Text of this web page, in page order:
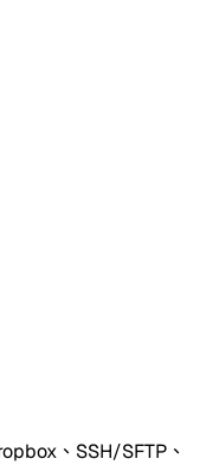
、SSH/SFTP、